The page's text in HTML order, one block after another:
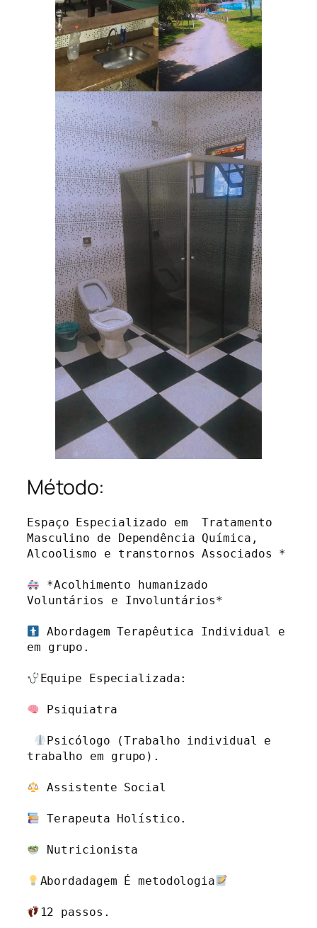
Método:
Espaço Especializado em  Tratamento
Masculino de Dependência Química,
Alcoolismo e transtornos Associados *
*Acolhimento humanizado
Voluntários e Involuntários*
Abordagem Terapêutica Individual e
em grupo.
Equipe Especializada:
Psiquiatra
Psicólogo (Trabalho individual e
trabalho em grupo).
Assistente Social
Terapeuta Holístico.
Nutricionista
Abordadagem É metodologia
12 passos.